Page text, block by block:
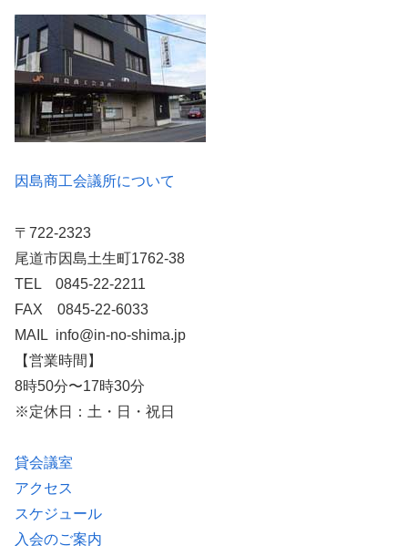
因島商工会議所について
〒722-2323
尾道市因島土生町1762-38
TEL 0845-22-2211
FAX 0845-22-6033
MAIL info@in-no-shima.jp
【営業時間】
8時50分〜17時30分
※定休日：土・日・祝日
貸会議室
アクセス
スケジュール
入会のご案内